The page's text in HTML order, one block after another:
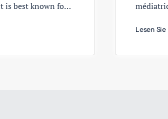
is best known fo…
Lesen